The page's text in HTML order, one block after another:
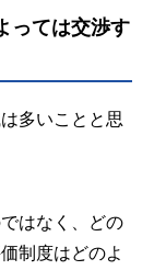
っては交渉す
多いことと思
はなく、どの
制度はどのよ